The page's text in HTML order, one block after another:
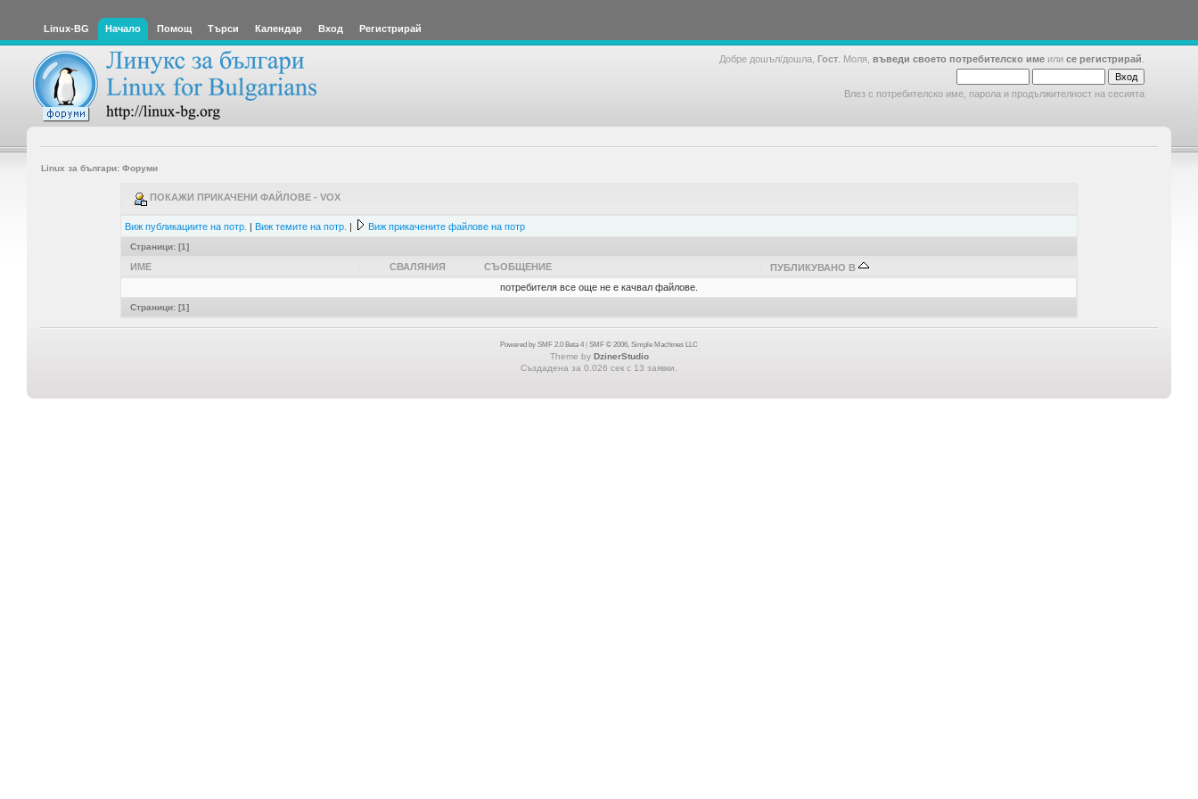
Linux-BG Начало Помощ Търси Календар Вход Регистрирай
Добре дошъл/дошла, Гост . Моля, въведи своето потребителско име или се регистрирай
Влез с потребителско име, парола и продължителност на сесията
Linux за българи: Форуми
ПОКАЖИ ПРИКАЧЕНИ ФАЙЛОВЕ - VOX
Виж публикациите на потр. | Виж темите на потр. | Виж прикачените файлове на потр
Страници: [1]
ИМЕ СВАЛЯНИЯ СЪОБЩЕНИЕ
ПУБЛИКУВАНО В
потребителя все още не е качвал файлове.
Страници: [1]
Powered by SMF 2.0 Beta 4 SMF © 2006, Simple Machines LLC
Theme by DzinerStudio
Създадена за 0.026 сек с 13 заявки.